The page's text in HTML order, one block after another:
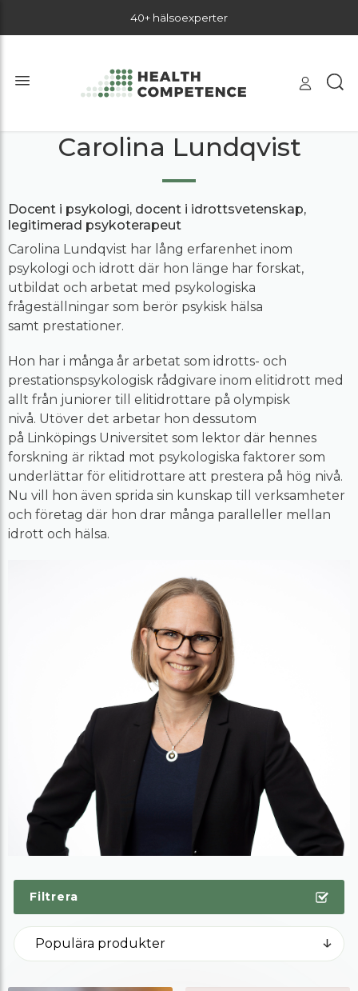
40+ hälsoexperter
Carolina Lundqvist
Docent i psykologi, docent i idrottsvetenskap,
legitimerad psykoterapeut
Carolina Lundqvist har lång erfarenhet inom
psykologi och idrott där hon länge har forskat,
utbildat och arbetat med psykologiska
frågeställningar som berör psykisk hälsa
samt prestationer.
Hon har i många år arbetat som idrotts- och
prestationspsykologisk rådgivare inom elitidrott med
allt från juniorer till elitidrottare på olympisk
nivå. Utöver det arbetar hon dessutom
på Linköpings Universitet som lektor där hennes
forskning är riktad mot psykologiska faktorer som
underlättar för elitidrottare att prestera på hög nivå.
Nu vill hon även sprida sin kunskap till verksamheter
och företag där hon drar många paralleller mellan
idrott och hälsa.
Filtrera